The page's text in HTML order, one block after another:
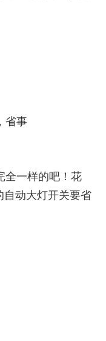
省事
全一样的吧！花
自动大灯开关要省